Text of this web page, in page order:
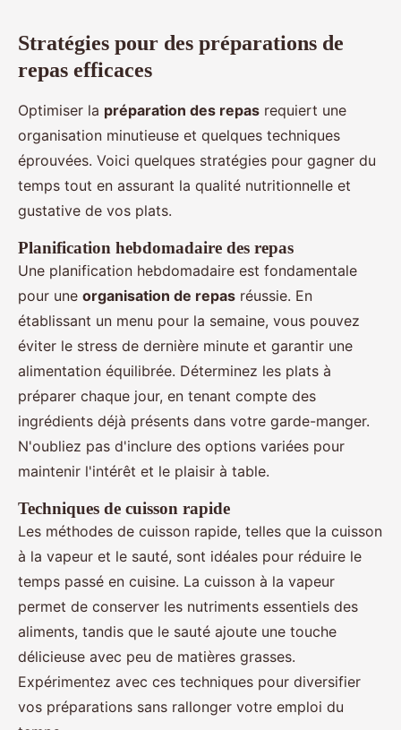
Stratégies pour des préparations de
repas efficaces
Optimiser la préparation des repas requiert une
organisation minutieuse et quelques techniques
éprouvées. Voici quelques stratégies pour gagner du
temps tout en assurant la qualité nutritionnelle et
gustative de vos plats.
Planification hebdomadaire des repas
Une planification hebdomadaire est fondamentale
pour une organisation de repas réussie. En
établissant un menu pour la semaine, vous pouvez
éviter le stress de dernière minute et garantir une
alimentation équilibrée. Déterminez les plats à
préparer chaque jour, en tenant compte des
ingrédients déjà présents dans votre garde-manger.
N'oubliez pas d'inclure des options variées pour
maintenir l'intérêt et le plaisir à table.
Techniques de cuisson rapide
Les méthodes de cuisson rapide, telles que la cuisson
à la vapeur et le sauté, sont idéales pour réduire le
temps passé en cuisine. La cuisson à la vapeur
permet de conserver les nutriments essentiels des
aliments, tandis que le sauté ajoute une touche
délicieuse avec peu de matières grasses.
Expérimentez avec ces techniques pour diversifier
vos préparations sans rallonger votre emploi du